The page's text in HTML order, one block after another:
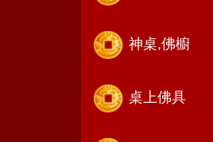
神桌,佛櫥
桌上佛具